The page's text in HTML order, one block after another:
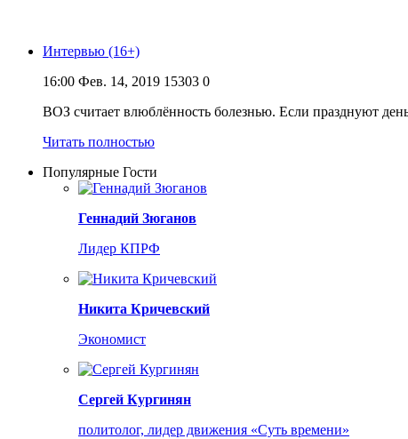
Интервью (16+)
16:00 Фев. 14, 2019 15303 0
ВОЗ считает влюблённость болезнью. Если празднуют
Читать полностью
Популярные Гости
Геннадий Зюганов
Лидер КПРФ
Никита Кричевский
Экономист
Сергей Кургинян
политолог, лидер движения «Суть времени»